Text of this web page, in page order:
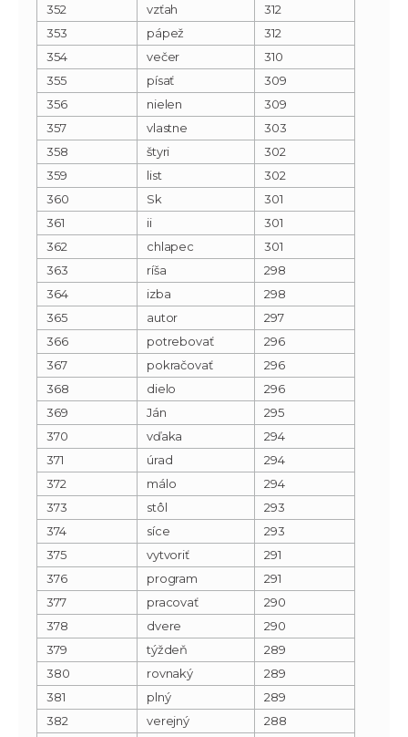
352
vzťah
312
353
pápež
312
354
večer
310
355
písať
309
356
nielen
309
357
vlastne
303
358
štyri
302
359
list
302
360
Sk
301
361
ii
301
362
chlapec
301
363
ríša
298
364
izba
298
365
autor
297
366
potrebovať
296
367
pokračovať
296
368
dielo
296
369
Ján
295
370
vďaka
294
371
úrad
294
372
málo
294
373
stôl
293
374
síce
293
375
vytvoriť
291
376
program
291
377
pracovať
290
378
dvere
290
379
týždeň
289
380
rovnaký
289
381
plný
289
382
verejný
288